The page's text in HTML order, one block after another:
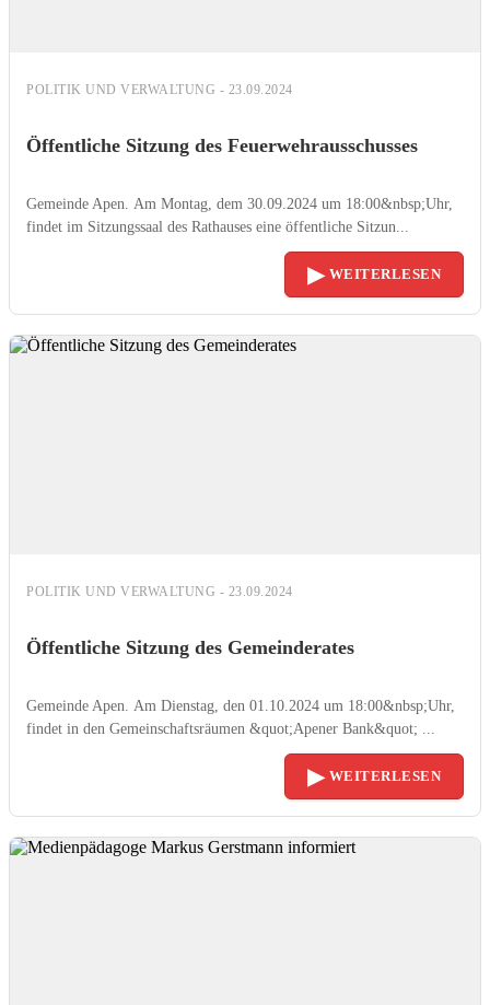
POLITIK UND VERWALTUNG - 23.09.2024
Öffentliche Sitzung des Feuerwehrausschusses
Gemeinde Apen. Am Montag, dem 30.09.2024 um 18:00&nbsp;Uhr,
findet im Sitzungssaal des Rathauses eine öffentliche Sitzun...
▶ WEITERLESEN
POLITIK UND VERWALTUNG - 23.09.2024
Öffentliche Sitzung des Gemeinderates
Gemeinde Apen. Am Dienstag, den 01.10.2024 um 18:00&nbsp;Uhr,
findet in den Gemeinschaftsräumen &quot;Apener Bank&quot; ...
▶ WEITERLESEN